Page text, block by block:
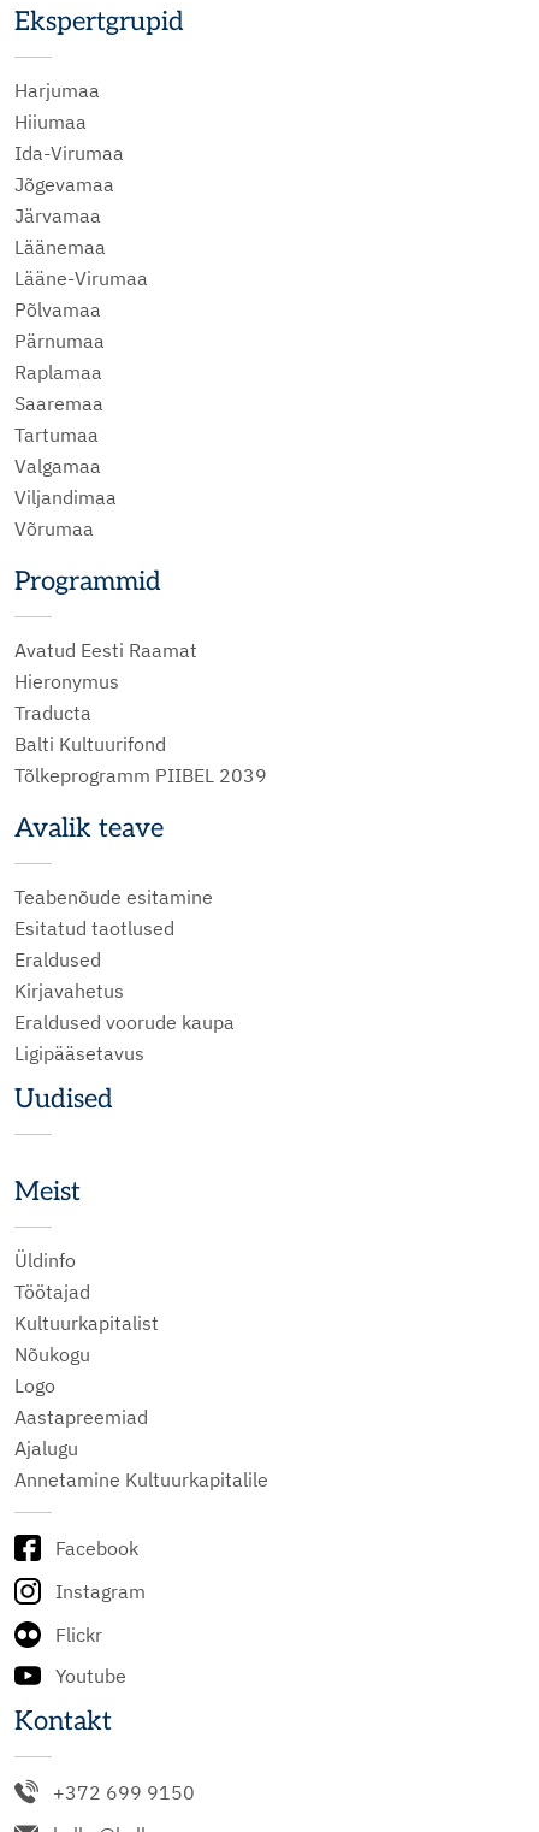
Ekspertgrupid
Harjumaa
Hiiumaa
Ida-Virumaa
Jõgevamaa
Järvamaa
Läänemaa
Lääne-Virumaa
Põlvamaa
Pärnumaa
Raplamaa
Saaremaa
Tartumaa
Valgamaa
Viljandimaa
Võrumaa
Programmid
Avatud Eesti Raamat
Hieronymus
Traducta
Balti Kultuurifond
Tõlkeprogramm PIIBEL 2039
Avalik teave
Teabenõude esitamine
Esitatud taotlused
Eraldused
Kirjavahetus
Eraldused voorude kaupa
Ligipääsetavus
Uudised
Meist
Üldinfo
Töötajad
Kultuurkapitalist
Nõukogu
Logo
Aastapreemiad
Ajalugu
Annetamine Kultuurkapitalile
Facebook
Instagram
Flickr
Youtube
Kontakt
+372 699 9150